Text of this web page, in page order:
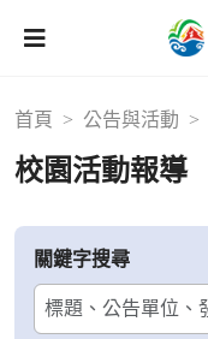
首頁 公告與活動
校園活動報導
關鍵字搜尋